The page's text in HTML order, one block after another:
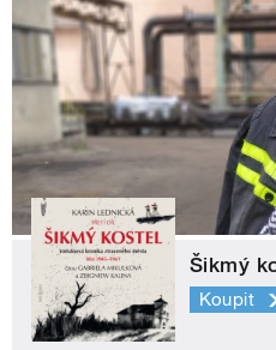
Šikmý
Koupit